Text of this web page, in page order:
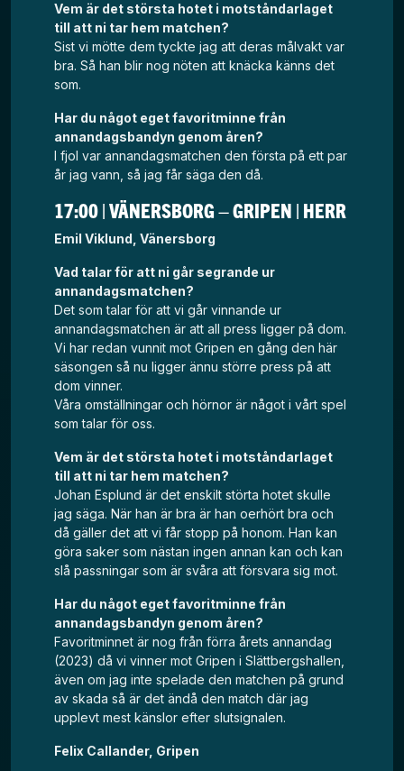
Vem är det största hotet i motståndarlaget
till att ni tar hem matchen?
Sist vi mötte dem tyckte jag att deras målvakt var
bra. Så han blir nog nöten att knäcka känns det
som.
Har du något eget favoritminne från
annandagsbandyn genom åren?
I fjol var annandagsmatchen den första på ett par
år jag vann, så jag får säga den då.
17:00 | VÄNERSBORG – GRIPEN | HERR
Emil Viklund, Vänersborg
Vad talar för att ni går segrande ur
annandagsmatchen?
Det som talar för att vi går vinnande ur
annandagsmatchen är att all press ligger på dom.
Vi har redan vunnit mot Gripen en gång den här
säsongen så nu ligger ännu större press på att
dom vinner.
Våra omställningar och hörnor är något i vårt spel
som talar för oss.
Vem är det största hotet i motståndarlaget
till att ni tar hem matchen?
Johan Esplund är det enskilt störta hotet skulle
jag säga. När han är bra är han oerhört bra och
då gäller det att vi får stopp på honom. Han kan
göra saker som nästan ingen annan kan och kan
slå passningar som är svåra att försvara sig mot.
Har du något eget favoritminne från
annandagsbandyn genom åren?
Favoritminnet är nog från förra årets annandag
(2023) då vi vinner mot Gripen i Slättbergshallen,
även om jag inte spelade den matchen på grund
av skada så är det ändå den match där jag
upplevt mest känslor efter slutsignalen.
Felix Callander, Gripen